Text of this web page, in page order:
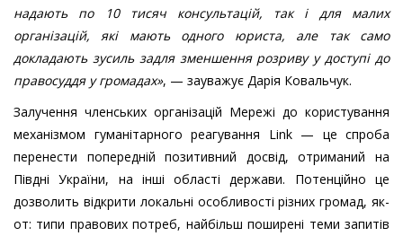
надають по 10 тисяч консультацій, так і для малих
організацій, які мають одного юриста, але так само
докладають зусиль задля зменшення розриву у доступі до
правосуддя у громадах», — зауважує Дарія Ковальчук.
Залучення членських організацій Мережі до користування
механізмом гуманітарного реагування Link — це спроба
перенести попередній позитивний досвід, отриманий на
Півдні України, на інші області держави. Потенційно це
дозволить відкрити локальні особливості різних громад, як-
от: типи правових потреб, найбільш поширені теми запитів